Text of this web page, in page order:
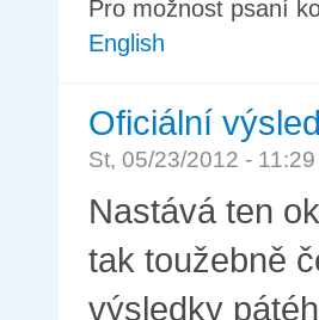
Pro možnost psaní
English
Oficiální
St, 05/23/2012 -
Nastává ten
tak toužebně
výsledky